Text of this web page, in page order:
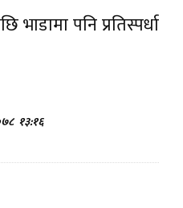
भाडामा पनि प्रतिस्पर्धा
१३:१६